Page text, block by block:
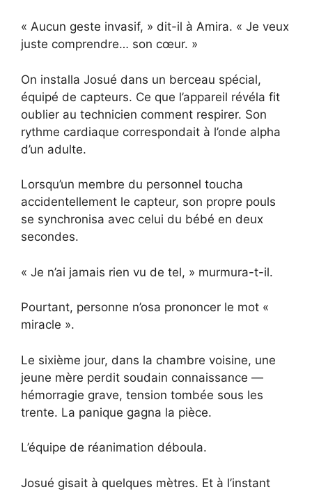
« Aucun geste invasif, » dit-il à Amira. « Je veux
juste comprendre… son cœur. »
On installa Josué dans un berceau spécial,
équipé de capteurs. Ce que l’appareil révéla fit
oublier au technicien comment respirer. Son
rythme cardiaque correspon­dait à l’onde alpha
d’un adulte.
Lorsqu’un membre du personnel toucha
accidentellement le capteur, son propre pouls
se synchronisa avec celui du bébé en deux
secondes.
« Je n’ai jamais rien vu de tel, » murmura-t-il.
Pourtant, personne n’osa prononcer le mot «
miracle ».
Le sixième jour, dans la chambre voisine, une
jeune mère perdit soudain connaissance —
hémorragie grave, tension tombée sous les
trente. La panique gagna la pièce.
L’équipe de réanimation déboula.
Josué gisait à quelques mètres. Et à l’instant